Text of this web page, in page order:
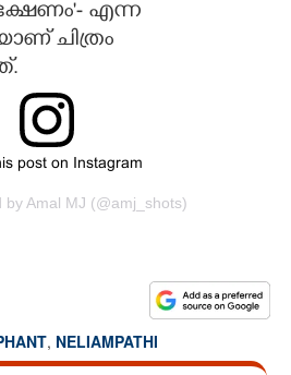
എന്ന
ചിത്രം
post on Instagram
by Amal MJ (@amj_shots)
, NELIAMPATHI